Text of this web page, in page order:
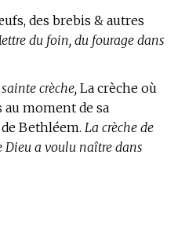
des brebis & autres
du foin, du fourage dans
crèche, La crèche où
moment de sa
Bethléem. La crèche de
Dieu a voulu naître dans